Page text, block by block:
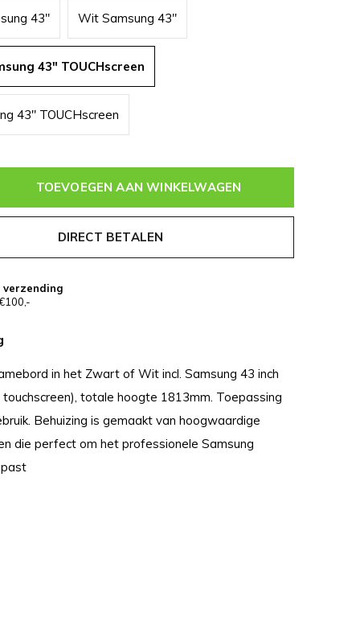
43" Wit Samsung 43"
43" TOUCHscreen
43" TOUCHscreen
TOEVOEGEN AAN WINKELWAGEN
DIRECT BETALEN
verzending
in het Zwart of Wit incl. Samsung 43 inch
totale hoogte 1813mm. Toepassing
Behuizing is gemaakt van hoogwaardige
die perfect om het professionele Samsung